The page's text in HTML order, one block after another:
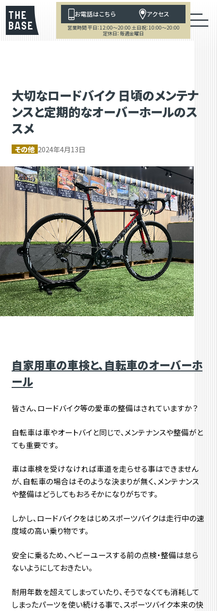
お電話はこちら アクセス
営業時間 平日：12:00～20:00 土日祝：10:00～20:00
定休日：毎週金曜日
大切なロードバイク 日頃のメンテナ
ンスと定期的なオーバーホールのス
スメ
その他 2024年4月13日
自家用車の車検と、自転車のオーバーホ
ール
皆さん、ロードバイク等の愛車の整備はされていますか？
自転車は車やオートバイと同じで、メンテナンスや整備がと
ても重要です。
車は車検を受けなければ車道を走らせる事はできません
が、自転車の場合はそのような決まりが無く、メンテナンス
や整備はどうしてもおろそかになりがちです。
しかし、ロードバイクをはじめスポーツバイクは走行中の速
度域の高い乗り物です。
安全に乗るため、ヘビーユースする前の点検・整備は怠ら
ないようにしておきたい。
耐用年数を超えてしまっていたり、そうでなくても消耗して
しまったパーツを使い続ける事で、スポーツバイク本来の快